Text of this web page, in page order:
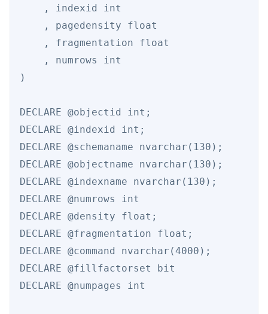
)
DECLARE @objectid int;
DECLARE @indexid int;
DECLARE @schemaname nvarchar(130);
DECLARE @objectname nvarchar(130);
DECLARE @indexname nvarchar(130);
DECLARE @numrows int
DECLARE @density float;
DECLARE @fragmentation float;
DECLARE @command nvarchar(4000);
DECLARE @fillfactorset bit
DECLARE @numpages int